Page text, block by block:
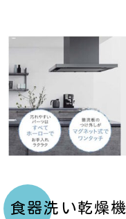
食器洗い乾燥機